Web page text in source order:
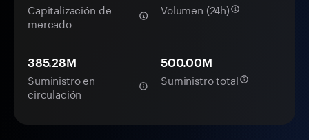
Capitalización de
mercado
Volumen (24h)
385.28M
Suministro en
circulación
500.00M
Suministro total